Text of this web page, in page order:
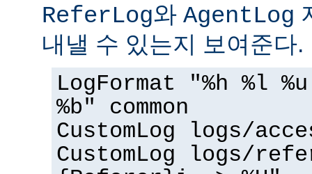
ReferLog와 AgentLog
내낼 수 있는지 보여준다.
LogFormat "%h %l
%b" common
CustomLog logs/
CustomLog logs/